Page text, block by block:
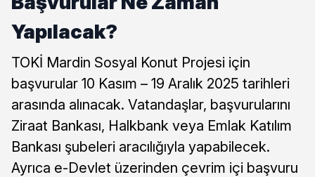
Yapılacak?
TOKİ Mardin Sosyal Konut Projesi için
başvurular 10 Kasım – 19 Aralık 2025 tarihleri
arasında alınacak. Vatandaşlar, başvurularını
Ziraat Bankası, Halkbank veya Emlak Katılım
Bankası şubeleri aracılığıyla yapabilecek.
Ayrıca e-Devlet üzerinden çevrim içi başvuru